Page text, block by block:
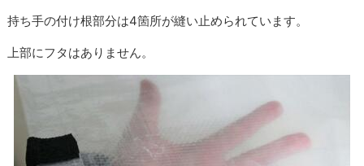
持ち手の付け根部分は4箇所が縫い止められています。
上部にフタはありません。